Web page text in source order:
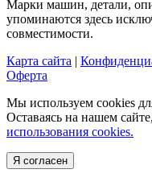
Марки машин, детали,
упоминаются здесь
совместимости.
Карта сайта |
Оферта
Мы используем cookies
Оставаясь на нашем
использования cookies.
Я согласен